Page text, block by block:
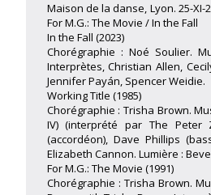
Maison de la danse, Lyon. 25-
For M.G.: The Movie / In the Fall
In the Fall (2023)
Chorégraphie : Noé Soulier.
Interprètes, Christian Allen,
Jennifer Payán, Spencer Weidie.
Working Title (1985)
Chorégraphie : Trisha Brown.
IV) (interprété par The Peter
(accordéon), Dave Phillips
Elizabeth Cannon. Lumière :
For M.G.: The Movie (1991)
Chorégraphie : Trisha Brown.